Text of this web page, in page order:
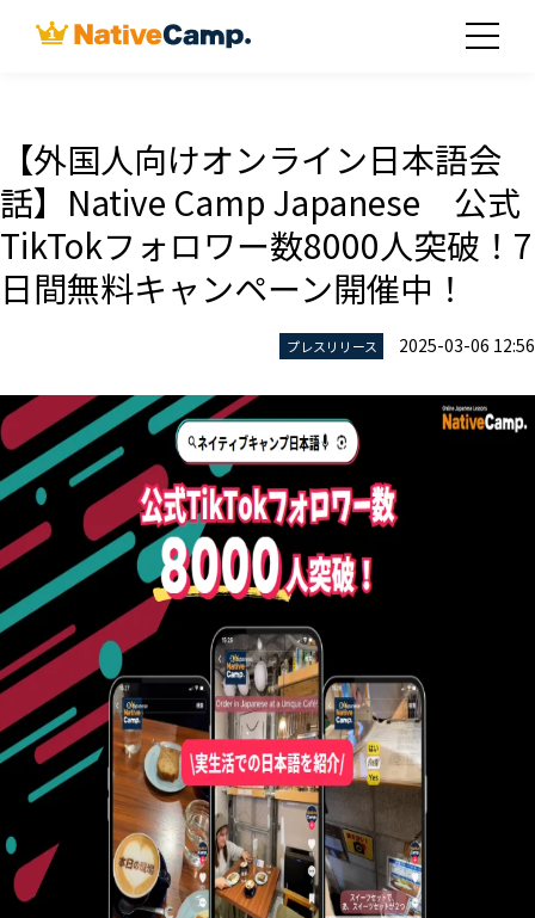
【外国人向けオンライン日本語会
話】Native Camp Japanese 公式
TikTokフォロワー数8000人突破！7
日間無料キャンペーン開催中！
プレスリリース 2025-03-06 12:56